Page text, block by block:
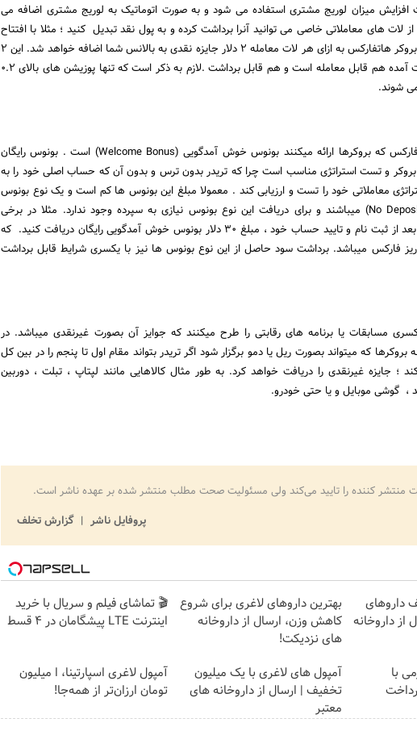
میزان لوریج مشتری استفاده می شود و به صورت اتوماتیک به لوریج مشتری اضافه می
لات های معاملاتی خاصی می توانید آنرا برداشت کرده و به پول نقد تبدیل کنید ؛ مثلا با افتتاح
حساب در سوپر بونوس بروکر هاتفارکس به ازای هر لات معامله 2 دلار جایزه نقدی به بالانس شما اضافه خواهد شد. این 2
دلار جایزه نقدی به دست آمده هم قابل معامله است و هم قابل برداشت .لازم به ذکر است که تنها پوزیشن های بالای 0.2
شوند.
یک نوع بونوس رایگان فارکس که بروکرها ارائه میکنند بونوس خوش آمدگویی (Welcome Bonus) است . بونوس رایگان
و تست استراتژی مناسب است چرا که تریدر بدون ترس و بدون آن که حساب اصلی خود را به
معاملاتی خود را تست و ارزیابی کند . معمولا مبلغ این بونوس ها کم است و یک نوع بونوس
بدون سپرده (No Deposit Bonus) میباشند و برای دریافت این نوع بونوس نیازی به سپرده وجود ندارد. مثلا در برخی
بروکرها شما می توانید بعد از ثبت نام و تایید حساب خود ، مبلغ ۳۰ دلار بونوس خوش آمدگویی رایگان دریافت کنید. که
فارکس میباشد. برداشت سود حاصل از این نوع بونوس ها نیز با یکسری شرایط قابل برداشت
مسابقات یا برنامه های رقابتی را طرح میکنند که جوایز آن بصورت غیرنقدی میباشد. در
که میتواند بصورت ریل یا دمو برگزار شود اگر تریدر بتواند مقام اول تا پنجم را در بین کل
جایزه غیرنقدی را دریافت خواهد کرد. به طور مثال کالاهایی مانند لپتاپ ، تبلت ، دوربین
گوشی موبایل و یا حتی خودرو.
منتشر کننده را تایید می‌کند ولی مسئولیت صحت مطلب منتشر شده بر عهده ناشر است.
پروفایل ناشر
گزارش تخلف
داروهای
از داروخانه
بهترین داروهای لاغری برای شروع
کاهش وزن، ارسال از داروخانه
های نزدیکت!
🎬 تماشای فیلم و سریال با خرید
اینترنت LTE پیشگامان در 4 قسط
با
آمپول های لاغری با یک میلیون
تخفیف | ارسال از داروخانه های
معتبر
آمپول لاغری اسپارتینا، ا میلیون
تومان ارزان‌تر از همه‌جا!